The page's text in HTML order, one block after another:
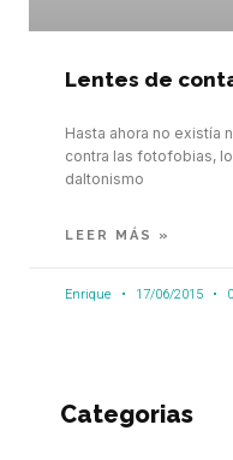
Lentes de
Hasta ahora no existía
contra las fotofobias,
daltonismo
LEER MÁS »
Enrique 17/06/2015
Categorias